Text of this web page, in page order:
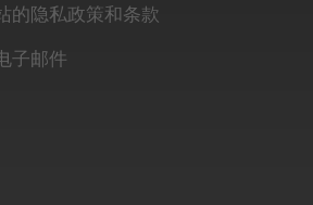
的隐私政策和条款
子邮件